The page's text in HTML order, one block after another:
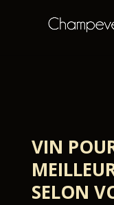
VIN
SELON